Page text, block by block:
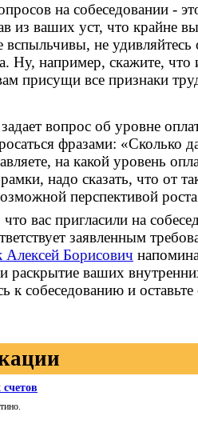
на собеседовании -
из ваших уст, что крайне
не удивляйтесь
Ну, например, скажите,
присущи все признаки
вопрос об уровне
фразами: «Сколько
на какой уровень
надо сказать, что от
перспективой
вас пригласили на
заявленным
Борисович
раскрытие ваших
к собеседованию и